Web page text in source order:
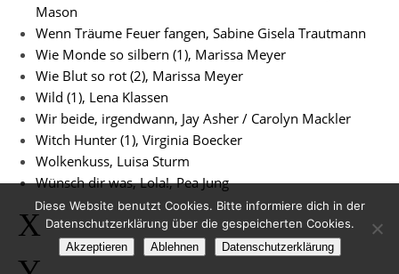
Mason
Wenn Träume Feuer fangen, Sabine Gisela Trautmann
Wie Monde so silbern (1), Marissa Meyer
Wie Blut so rot (2), Marissa Meyer
Wild (1), Lena Klassen
Wir beide, irgendwann, Jay Asher / Carolyn Mackler
Witch Hunter (1), Virginia Boecker
Wolkenkuss, Luisa Sturm
Wünsch dir was, Lola!, Pea Jung
X
Diese Website benutzt Cookies. Bitte informiere dich in der
Datenschutzerklärung über die gespeicherten Cookies.
Akzeptieren Ablehnen Datenschutzerklärung